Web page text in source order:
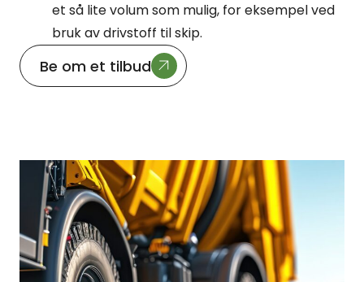
et så lite volum som mulig, for eksempel ved
bruk av drivstoff til skip.
Be om et tilbud